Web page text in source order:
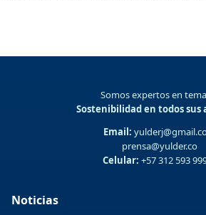
Somos expertos en
Sostenibilidad en todos sus
Email:
prensa@yulder.co
Celular: +57 312 593
Noticias